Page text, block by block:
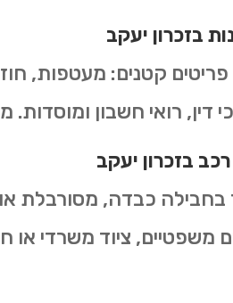
בזכרון יעקב
קטנים: מעטפות,
דין, רואי חשבון
בזכרון יעקב
כבדה, מסורבלת או
משרדי או חבילות עד 30 ק"ג. כולל אפשרות